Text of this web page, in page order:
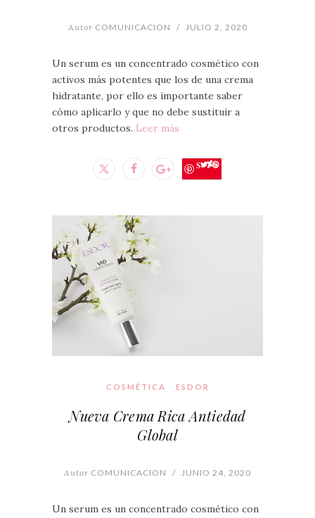
AutorCOMUNICACION / JULIO 2, 2020
Un serum es un concentrado cosmético con
activos más potentes que los de una crema
hidratante, por ello es importante saber
cómo aplicarlo y que no debe sustituir a
otros productos. Leer más
Save
COSMÉTICA ESDOR
Nueva Crema Rica Antiedad
Global
Autor COMUNICACION / JUNIO 24, 2020
Un serum es un concentrado cosmético con